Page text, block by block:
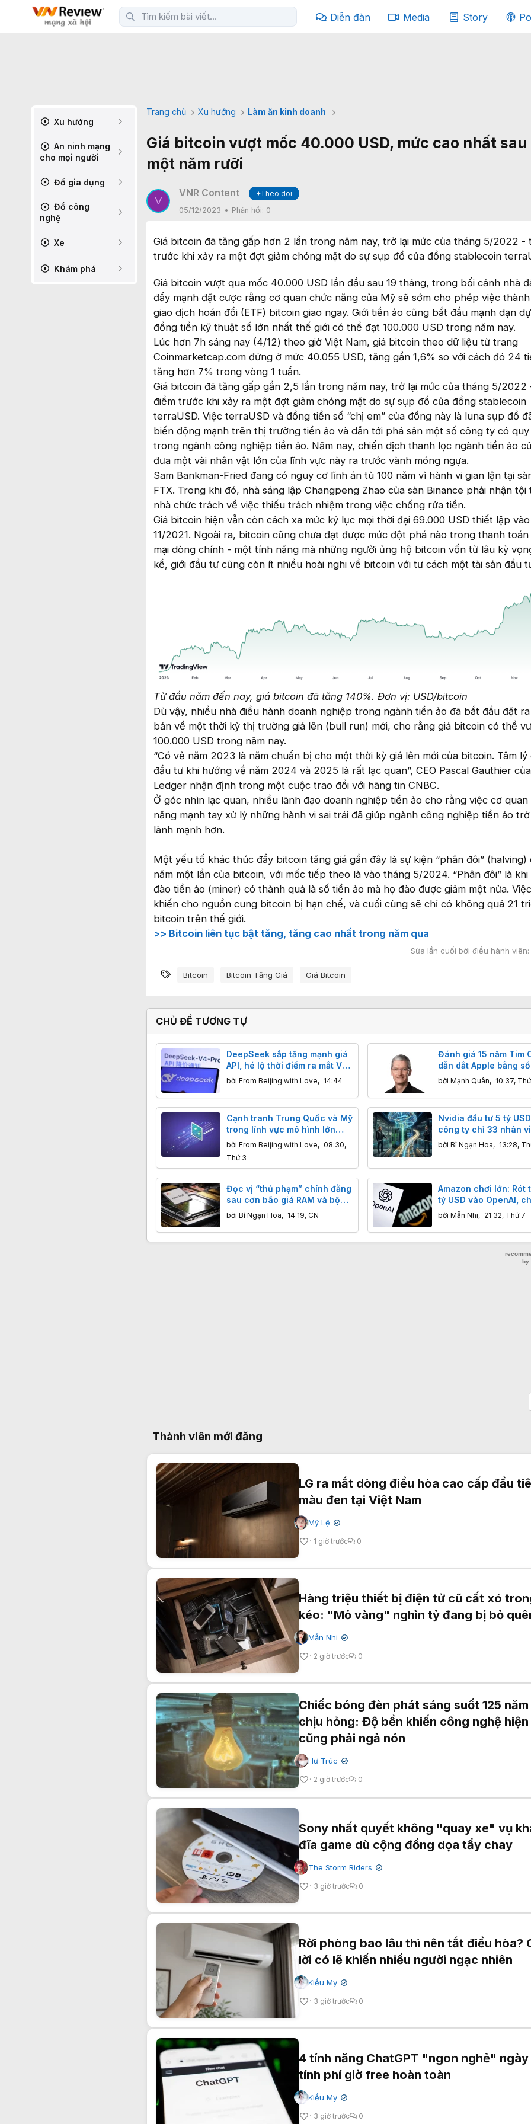
Diễn đàn Media Story
Xu hướng
An ninh mạng
cho mọi người
Đồ gia dụng
Đồ công
nghệ
Xe
Khám phá
Trang chủ Xu hướng Làm ăn kinh doanh
Giá bitcoin vượt mốc 40.000 USD, mức cao nhất sau
một năm rưỡi
V
VNR Content
+Theo dõi
05/12/2023
Phản hồi: 0
Giá bitcoin đã tăng gấp hơn 2 lần trong năm nay, trở lại mức của tháng 5/2022 -
trước khi xảy ra một đợt giảm chóng mặt do sự sụp đổ của đồng stablecoin
Giá bitcoin vượt qua mốc 40.000 USD lần đầu sau 19 tháng, trong bối cảnh nhà
đẩy mạnh đặt cược rằng cơ quan chức năng của Mỹ sẽ sớm cho phép việc
giao dịch hoán đổi (ETF) bitcoin giao ngay. Giới tiền ảo cũng bắt đầu mạnh dạn
đồng tiền kỹ thuật số lớn nhất thế giới có thể đạt 100.000 USD trong năm nay.
Lúc hơn 7h sáng nay (4/12) theo giờ Việt Nam, giá bitcoin theo dữ liệu từ trang
Coinmarketcap.com đứng ở mức 40.055 USD, tăng gần 1,6% so với cách đó 24
tăng hơn 7% trong vòng 1 tuần.
Giá bitcoin đã tăng gấp gần 2,5 lần trong năm nay, trở lại mức của tháng 5/2022
điểm trước khi xảy ra một đợt giảm chóng mặt do sự sụp đổ của đồng stablecoin
terraUSD. Việc terraUSD và đồng tiền số “chị em” của đồng này là luna sụp đổ
biến động mạnh trên thị trường tiền ảo và dẫn tới phá sản một số công ty có
trong ngành công nghiệp tiền ảo. Năm nay, chiến dịch thanh lọc ngành tiền ảo
đưa một vài nhân vật lớn của lĩnh vực này ra trước vành móng ngựa.
Sam Bankman-Fried đang có nguy cơ lĩnh án tù 100 năm vì hành vi gian lận tại
FTX. Trong khi đó, nhà sáng lập Changpeng Zhao của sàn Binance phải nhận tội
nhà chức trách về việc thiếu trách nhiệm trong việc chống rửa tiền.
Giá bitcoin hiện vẫn còn cách xa mức kỷ lục mọi thời đại 69.000 USD thiết lập
11/2021. Ngoài ra, bitcoin cũng chưa đạt được mức đột phá nào trong thanh
mại dòng chính - một tính năng mà những người ủng hộ bitcoin vốn từ lâu kỳ
kể, giới đầu tư cũng còn ít nhiều hoài nghi về bitcoin với tư cách một tài sản đầu
Từ đầu năm đến nay, giá bitcoin đã tăng 140%. Đơn vị: USD/bitcoin
Dù vậy, nhiều nhà điều hành doanh nghiệp trong ngành tiền ảo đã bắt đầu đặt
bản về một thời kỳ thị trường giá lên (bull run) mới, cho rằng giá bitcoin có thể
100.000 USD trong năm nay.
“Có vẻ năm 2023 là năm chuẩn bị cho một thời kỳ giá lên mới của bitcoin. Tâm lý
đầu tư khi hướng về năm 2024 và 2025 là rất lạc quan”, CEO Pascal Gauthier
Ledger nhận định trong một cuộc trao đổi với hãng tin CNBC.
Ở góc nhìn lạc quan, nhiều lãnh đạo doanh nghiệp tiền ảo cho rằng việc cơ quan
năng mạnh tay xử lý những hành vi sai trái đã giúp ngành công nghiệp tiền ảo
lành mạnh hơn.
Một yếu tố khác thúc đẩy bitcoin tăng giá gần đây là sự kiện “phân đôi” (halving)
năm một lần của bitcoin, với mốc tiếp theo là vào tháng 5/2024. “Phân đôi” là khi
đào tiền ảo (miner) có thành quả là số tiền ảo mà họ đào được giảm một nửa.
khiến cho nguồn cung bitcoin bị hạn chế, và cuối cùng sẽ chỉ có không quá 21
bitcoin trên thế giới.
>> Bitcoin liên tục bật tăng, tăng cao nhất trong năm qua
Sửa lần cuối bởi điều hành viên:
Từ khóa
Bitcoin Bitcoin Tăng Giá Giá Bitcoin
CHỦ ĐỀ TƯƠNG TỰ
DeepSeek sắp tăng mạnh giá
API, hé lộ thời điểm ra mắt V4
Pro
bởi From Beijing with Love, 14:44
Đánh giá 15 năm Tim
dẫn dắt Apple bằng
bởi Mạnh Quân, 10:37,
Cạnh tranh Trung Quốc và Mỹ
trong lĩnh vực mô hình lớn
ngày càng gay gắt: Hàng Mỹ
giảm giá mạnh để cạnh tranh
với Kimi và DeepSeek
bởi From Beijing with Love, 08:30,
Thứ 3
Nvidia đầu tư 5 tỷ
công ty chỉ 33 nhân
không có sản phẩm
bởi Bỉ Ngạn Hoa, 13:28,
Đọc vị “thủ phạm” chính đằng
sau cơn bão giá RAM và bộ
nhớ toàn cầu
bởi Bỉ Ngạn Hoa, 14:19, CN
Amazon chơi lớn: Rót
tỷ USD vào OpenAI,
thức sở hữu 5% cổ
trước thềm IPO
bởi Mẫn Nhi, 21:32, Thứ 7
Thành viên mới đăng
LG ra mắt dòng điều hòa cao cấp đầu
màu đen tại Việt Nam
Mỹ Lệ ✔
1 giờ trước 0
Hàng triệu thiết bị điện tử cũ cất xó
kéo: "Mỏ vàng" nghìn tỷ đang bị bỏ
Mẫn Nhi ✔
2 giờ trước 0
Chiếc bóng đèn phát sáng suốt 125
chịu hỏng: Độ bền khiến công nghệ hiện
cũng phải ngả nón
Hư Trúc ✔
2 giờ trước 0
Sony nhất quyết không "quay xe" vụ
đĩa game dù cộng đồng dọa tẩy chay
The Storm Riders ✔
3 giờ trước 0
Rời phòng bao lâu thì nên tắt điều hòa?
lời có lẽ khiến nhiều người ngạc nhiên
Kiều My ✔
3 giờ trước 0
4 tính năng ChatGPT "ngon nghẻ"
tính phí giờ free hoàn toàn
Kiều My ✔
3 giờ trước 0